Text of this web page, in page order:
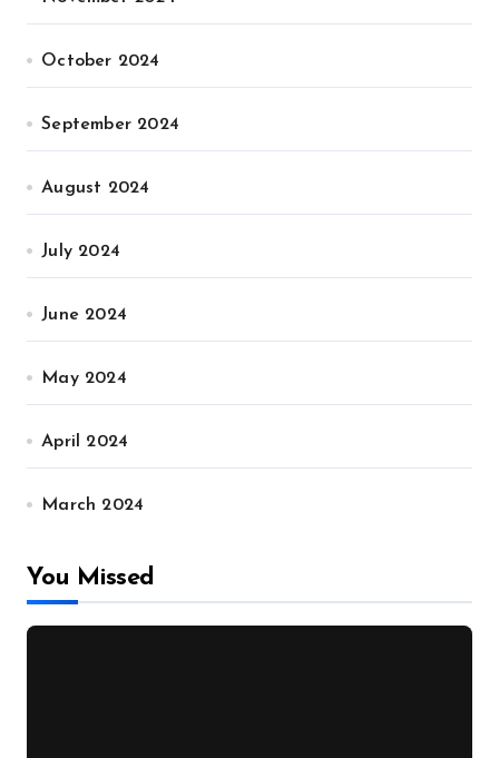
October 2024
September 2024
August 2024
July 2024
June 2024
May 2024
April 2024
March 2024
You Missed